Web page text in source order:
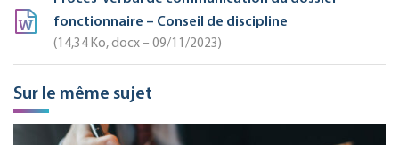
fonctionnaire – Conseil de discipline
14,34 Ko, docx – 09/11/2023
Sur le même sujet